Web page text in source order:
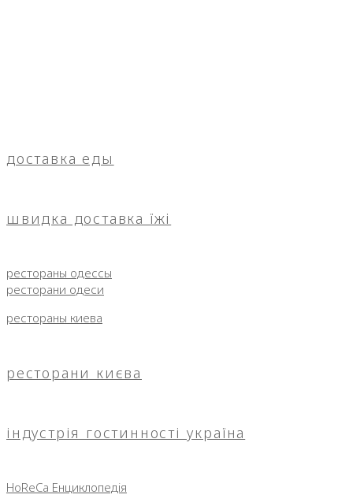
доставка еды
швидка доставка їжі
рестораны одессы
ресторани одеси
рестораны киева
ресторани києва
індустрія гостинності україна
HoReCa Енциклопедія